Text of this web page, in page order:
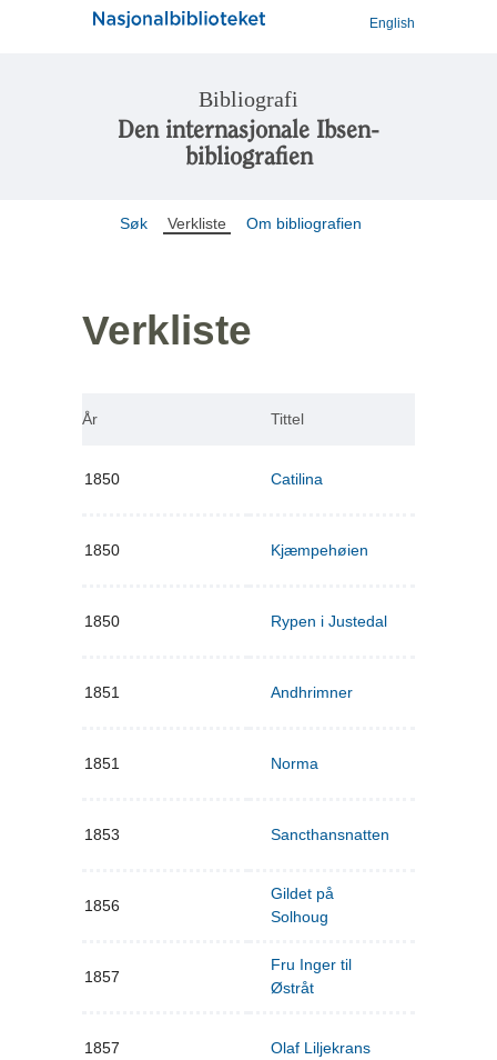
English
Bibliografi
Den internasjonale Ibsen-
bibliografien
Søk Verkliste Om bibliografien
Verkliste
År Tittel
1850 Catilina
1850 Kjæmpehøien
1850 Rypen i Justedal
1851 Andhrimner
1851 Norma
1853 Sancthansnatten
1856
Gildet på
Solhoug
1857
Fru Inger til
Østråt
1857 Olaf Liljekrans